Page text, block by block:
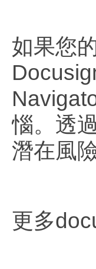
如果您
惱。透
潛在風
更多